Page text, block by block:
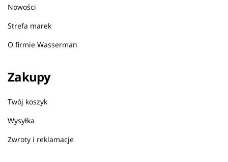
Nowości
Strefa marek
O firmie Wasserman
Zakupy
Twój koszyk
Wysyłka
Zwroty i reklamacje